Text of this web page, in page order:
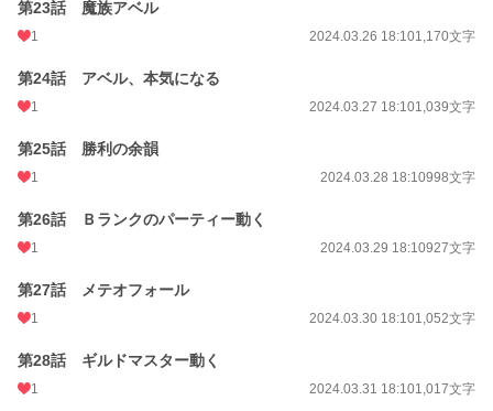
第23話 魔族アベル
1 2024.03.26 18:101,170文字
第24話 アベル、本気になる
1 2024.03.27 18:101,039文字
第25話 勝利の余韻
1 2024.03.28 18:10998文字
第26話 Ｂランクのパーティー動く
1 2024.03.29 18:10927文字
第27話 メテオフォール
1 2024.03.30 18:101,052文字
第28話 ギルドマスター動く
1 2024.03.31 18:101,017文字